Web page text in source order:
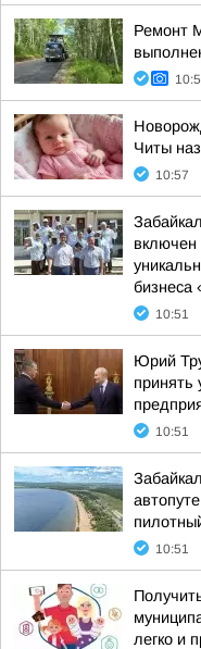
Ремонт
Читы
10:57
включен
10:51
Юрий
принять
10:51
10:51
легко и